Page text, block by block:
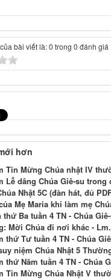
bài viết là: 0 trong 0 đánh giá
hơn
Tin Mừng Chúa nhật IV
Lễ dâng Chúa Giê-su
Nhật 5C (đàn hát, đủ
Mẹ Maria khi làm mẹ
thứ Ba tuần 4 TN - Chúa
Mời Chúa đi nơi khác -
thứ Tư tuần 4 TN - Chúa
niệm Chúa Nhật 5
thứ Năm tuần 4 TN - Chúa
Tin Mừng Chúa Nhật V